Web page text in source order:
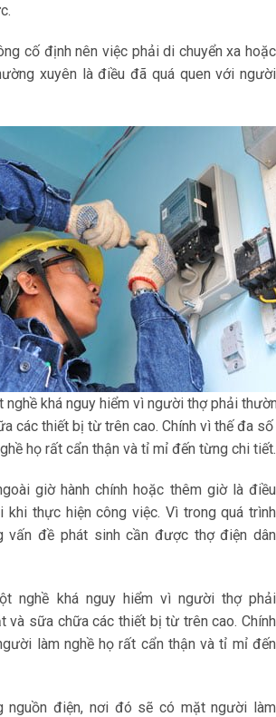
cố định nên việc phải di chuyển xa hoặc
xuyên là điều đã quá quen với người
khá nguy hiểm vì người thợ phải
các thiết bị từ trên cao. Chính vì thế đa
họ rất cẩn thận và tỉ mỉ đến từng chi tiết.
giờ hành chính hoặc thêm giờ là điều
khi thực hiện công việc. Vì trong quá trình
vấn đề phát sinh cần được thợ điện dân
nghề khá nguy hiểm vì người thợ phải
và sữa chữa các thiết bị từ trên cao. Chính
làm nghề họ rất cẩn thận và tỉ mỉ đến
nguồn điện, nơi đó sẽ có mặt người làm